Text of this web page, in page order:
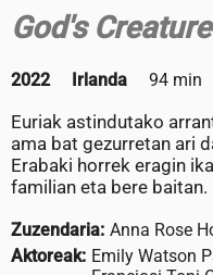
God's
2022 Irlanda 94 min
Euriak astindutako
ama bat gezurretan ari
Erabaki horrek eragin
familian eta bere baitan.
Zuzendaria: Anna Rose
Aktoreak: Emily Watson